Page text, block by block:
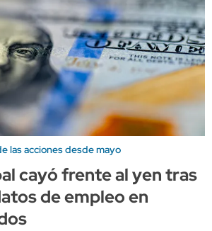
las acciones desde mayo
cayó frente al yen tras
de empleo en